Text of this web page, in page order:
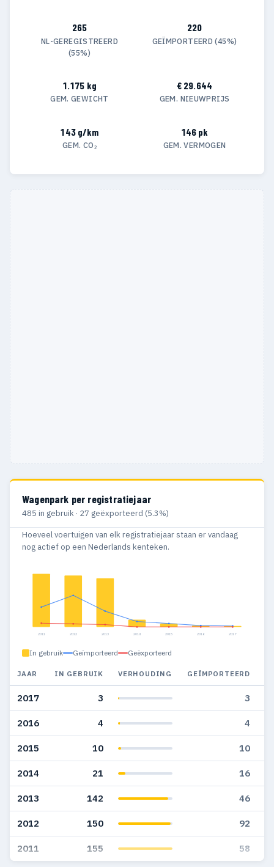
265
NL-GEREGISTREERD
(55%)
220
GEÏMPORTEERD (45%)
1.175 kg
GEM. GEWICHT
€ 29.644
GEM. NIEUWPRIJS
143 g/km
GEM. CO₂
146 pk
GEM. VERMOGEN
Wagenpark per registratiejaar
485 in gebruik · 27 geëxporteerd (5.3%)
Hoeveel voertuigen van elk registratiejaar staan er vandaag
nog actief op een Nederlands kenteken.
2011 2012 2013 2014 2015 2016 2017
In gebruik Geïmporteerd Geëxporteerd
JAAR IN GEBRUIK VERHOUDING GEÏMPORTEERD
2017 3 3
2016 4 4
2015 10 10
2014 21 16
2013 142 46
2012 150 92
2011 155 58